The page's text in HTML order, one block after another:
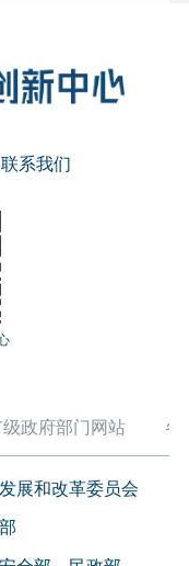
联系我们
级政府部门网站 各
展和改革委员会